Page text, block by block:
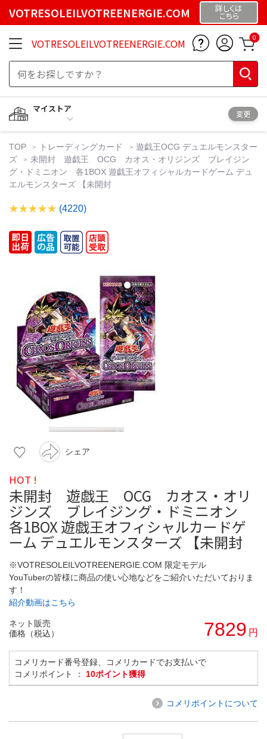
VOTRESOLEILVOTREENERGIE.COM 詳しくは
こちら
VOTRESOLEILVOTREENERGIE.COM 0
マイストア
変更
TOP トレーディングカード
遊戯王OCG デュエルモンスター
ズ
未開封 遊戯王 OCG カオス・オリジンズ ブレイジン
グ・ドミニオン 各1BOX 遊戯王オフィシャルカードゲーム デュ
エルモンスターズ 【未開封
(4220)
シェア
HOT !
未開封 遊戯王 OCG カオス・オリ
ジンズ ブレイジング・ドミニオン
各1BOX 遊戯王オフィシャルカードゲ
ーム デュエルモンスターズ 【未開封
※VOTRESOLEILVOTREENERGIE.COM 限定モデル
YouTuberの皆様に商品の使い心地などをご紹介いただいておりま
す！
紹介動画はこちら
ネット販売
価格（税込）
7829 円
コメリカード番号登録、コメリカードでお支払いで
コメリポイント ： 10ポイント獲得
コメリポイントについて